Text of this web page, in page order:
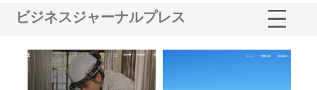
ビジネスジャーナルプレス